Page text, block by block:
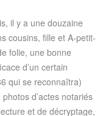
il y a une douzaine
cousins, fille et A-petit-
folie, une bonne
d’un certain
qui se reconnaîtra)
d’actes notariés
et de décryptage,